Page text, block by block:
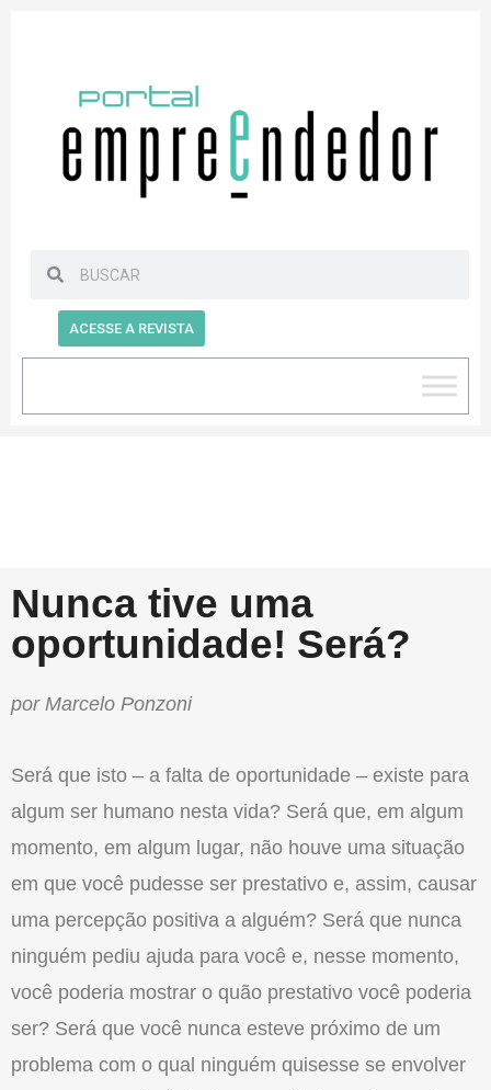
ACESSE A REVISTA
Nunca tive uma
oportunidade! Será?
por Marcelo Ponzoni
Será que isto – a falta de oportunidade – existe para
algum ser humano nesta vida? Será que, em algum
momento, em algum lugar, não houve uma situação
em que você pudesse ser prestativo e, assim, causar
uma percepção positiva a alguém? Será que nunca
ninguém pediu ajuda para você e, nesse momento,
você poderia mostrar o quão prestativo você poderia
ser? Será que você nunca esteve próximo de um
problema com o qual ninguém quisesse se envolver